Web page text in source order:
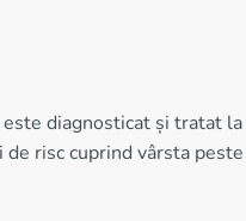
diagnosticat și tratat
risc cuprind vârsta